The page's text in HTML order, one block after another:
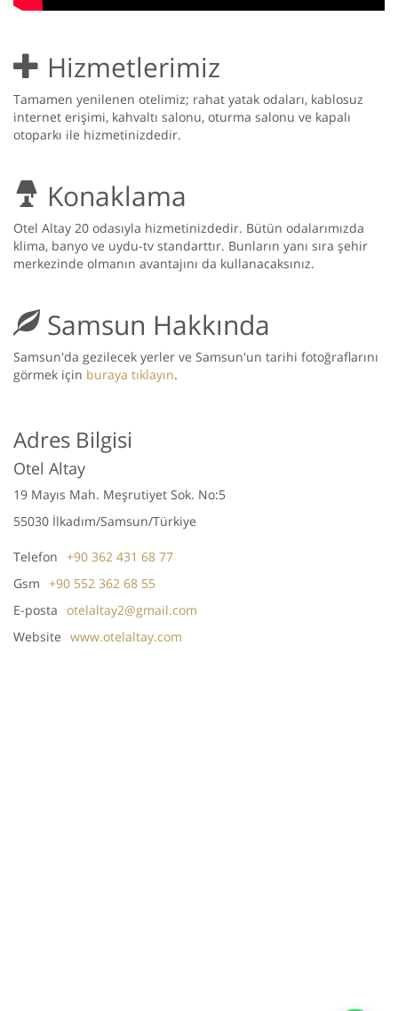
Hizmetlerimiz
Tamamen yenilenen otelimiz; rahat yatak odaları, kablosuz
internet erişimi, kahvaltı salonu, oturma salonu ve kapalı
otoparkı ile hizmetinizdedir.
Konaklama
Otel Altay 20 odasıyla hizmetinizdedir. Bütün odalarımızda
klima, banyo ve uydu-tv standarttır. Bunların yanı sıra şehir
merkezinde olmanın avantajını da kullanacaksınız.
Samsun Hakkında
Samsun'da gezilecek yerler ve Samsun'un tarihi fotoğraflarını
görmek için buraya tıklayın.
Adres Bilgisi
Otel Altay
19 Mayıs Mah. Meşrutiyet Sok. No:5
55030 İlkadım/Samsun/Türkiye
Telefon +90 362 431 68 77
Gsm +90 552 362 68 55
E-posta otelaltay2@gmail.com
Website www.otelaltay.com